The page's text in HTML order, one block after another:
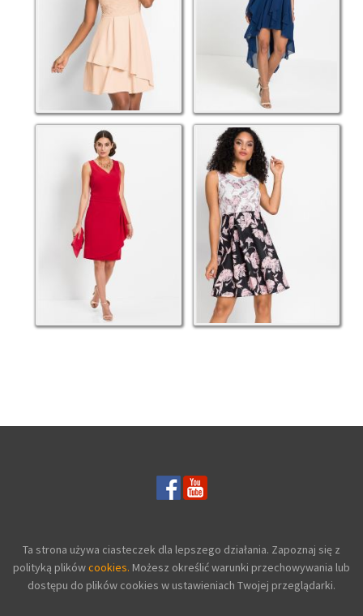
Ta strona używa ciasteczek dla lepszego działania. Zapoznaj się z
polityką plikówcookies. Możesz określić warunki przechowywania lub
dostępu do plików cookies w ustawieniach Twojej przeglądarki.